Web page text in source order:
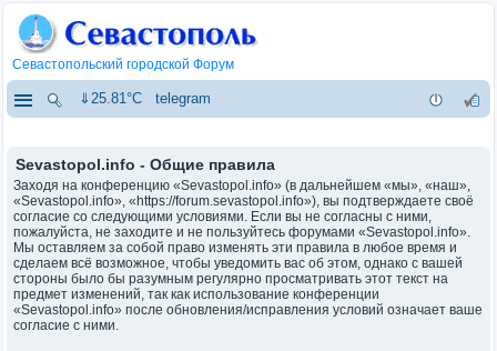
Севастопольский городской Форум
⇓25.81°C telegram
Sevastopol.info - Общие правила
Заходя на конференцию «Sevastopol.info» (в дальнейшем «мы», «наш»,
«Sevastopol.info», «https://forum.sevastopol.info»), вы подтверждаете своё
согласие со следующими условиями. Если вы не согласны с ними,
пожалуйста, не заходите и не пользуйтесь форумами «Sevastopol.info».
Мы оставляем за собой право изменять эти правила в любое время и
сделаем всё возможное, чтобы уведомить вас об этом, однако с вашей
стороны было бы разумным регулярно просматривать этот текст на
предмет изменений, так как использование конференции
«Sevastopol.info» после обновления/исправления условий означает ваше
согласие с ними.